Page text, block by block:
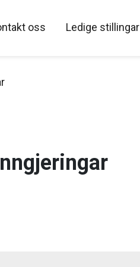
til hovedinnholdet
oss Ledige stillingar